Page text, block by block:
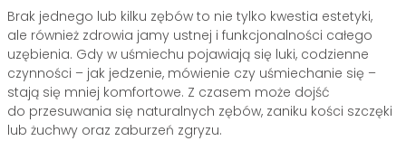
Brak jednego lub kilku zębów to nie tylko kwestia estetyki,
ale również zdrowia jamy ustnej i funkcjonalności całego
uzębienia. Gdy w uśmiechu pojawiają się luki, codzienne
czynności – jak jedzenie, mówienie czy uśmiechanie się –
stają się mniej komfortowe. Z czasem może dojść
do przesuwania się naturalnych zębów, zaniku kości szczęki
lub żuchwy oraz zaburzeń zgryzu.